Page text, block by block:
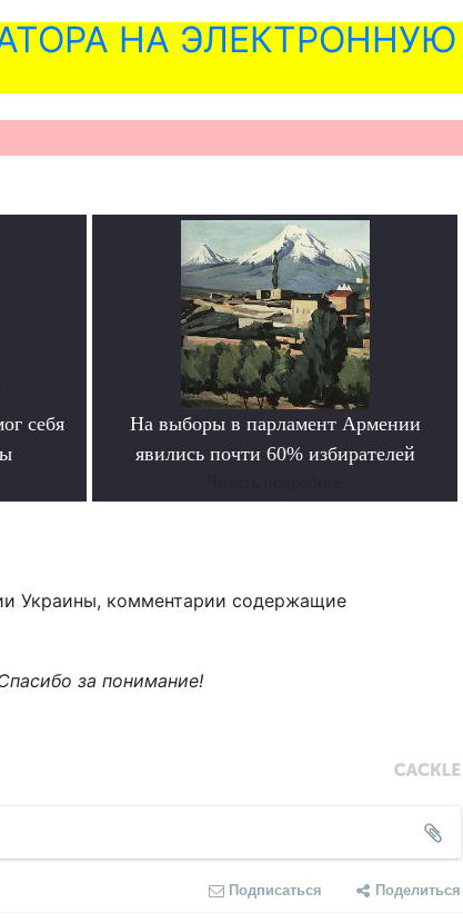
НА ЭЛЕКТРОННУЮ
себя
На выборы в парламент Армении
явились почти 60% избирателей
Украины, комментарии содержащие
за понимание!
Подписаться Поделиться